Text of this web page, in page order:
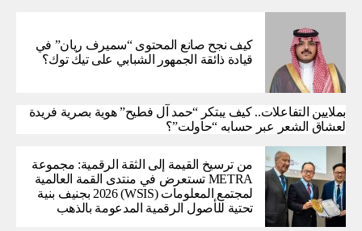
كيف نجح صانع المحتوى “سميرف ريان” في
قيادة ذائقة الجمهور الشبابي على تيك توك؟
بملايين التفاعلات.. كيف يبتكر “حمد آل فطيح” هوية بصرية فريدة
لعشاق الشعر عبر حسابه “حاولت”؟
من ترسيخ القيمة إلى الثقة الرقمية: مجموعة
METRA تستعرض في منتدى القمة العالمية
لمجتمع المعلومات (WSIS) 2026 بجنيف بنية
تحتية للأصول الرقمية المدعومة بالذهب